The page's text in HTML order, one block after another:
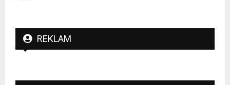
REKLAM